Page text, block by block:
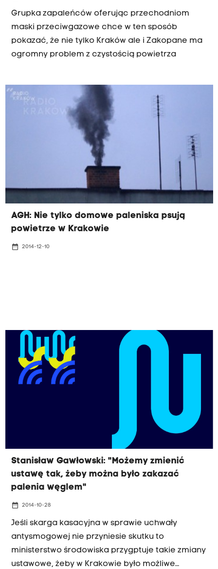
Grupka zapaleńców oferując przechodniom
maski przeciwgazowe chce w ten sposób
pokazać, że nie tylko Kraków ale i Zakopane ma
ogromny problem z czystością powietrza
AGH: Nie tylko domowe paleniska psują
powietrze w Krakowie
date_range 2014-12-10
Stanisław Gawłowski: "Możemy zmienić
ustawę tak, żeby można było zakazać
palenia węglem"
date_range 2014-10-28
Jeśli skarga kasacyjna w sprawie uchwały
antysmogowej nie przyniesie skutku to
ministerstwo środowiska przygptuje takie zmiany
ustawowe, żeby w Krakowie było możliwe